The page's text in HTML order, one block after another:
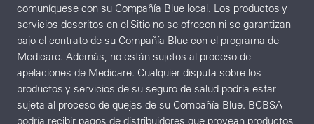
comuníquese con su Compañía Blue local. Los productos y
servicios descritos en el Sitio no se ofrecen ni se garantizan
bajo el contrato de su Compañía Blue con el programa de
Medicare. Además, no están sujetos al proceso de
apelaciones de Medicare. Cualquier disputa sobre los
productos y servicios de su seguro de salud podría estar
sujeta al proceso de quejas de su Compañía Blue. BCBSA
podría recibir pagos de distribuidores que provean productos